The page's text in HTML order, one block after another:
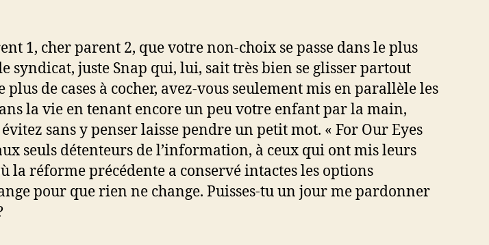
1, cher parent 2, que votre non-choix se passe dans le plus
syndicat, juste Snap qui, lui, sait très bien se glisser partout
de cases à cocher, avez-vous seulement mis en parallèle les
la vie en tenant encore un peu votre enfant par la main,
sans y penser laisse pendre un petit mot. « For Our Eyes
seuls détenteurs de l’information, à ceux qui ont mis leurs
la réforme précédente a conservé intactes les options
pour que rien ne change. Puisses-tu un jour me pardonner